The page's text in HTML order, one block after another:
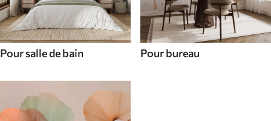
Pour salle de bain Pour bureau